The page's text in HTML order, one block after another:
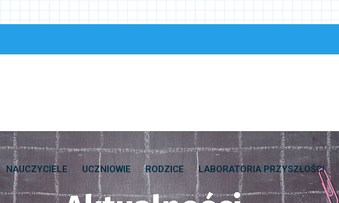
NAUCZYCIELE UCZNIOWIE RODZICE LABORATORIA PRZYSZŁOŚCI